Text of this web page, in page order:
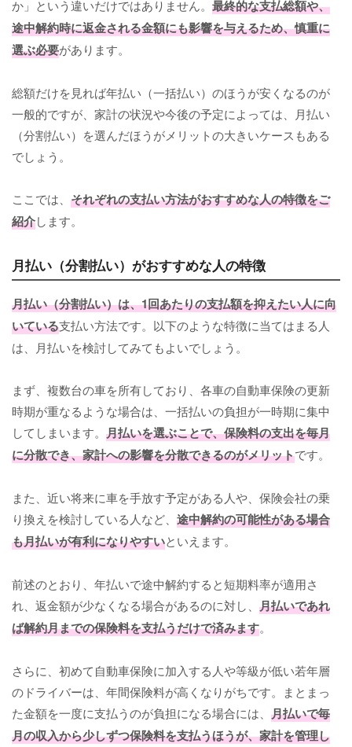
か」という違いだけではありません。 最終的な支払総額や、
途中解約時に返金される金額にも影響を与えるため、慎重に
選ぶ必要があります。
総額だけを見れば年払い（一括払い）のほうが安くなるのが
一般的ですが、家計の状況や今後の予定によっては、月払い
（分割払い）を選んだほうがメリットの大きいケースもある
でしょう。
ここでは、 それぞれの支払い方法がおすすめな人の特徴をご
紹介します。
月払い（分割払い）がおすすめな人の特徴
月払い（分割払い）は、1回あたりの支払額を抑えたい人に向
いている支払い方法です。以下のような特徴に当てはまる人
は、月払いを検討してみてもよいでしょう。
まず、複数台の車を所有しており、各車の自動車保険の更新
時期が重なるような場合は、一括払いの負担が一時期に集中
してしまいます。 月払いを選ぶことで、保険料の支出を毎月
に分散でき、家計への影響を分散できるのがメリットです。
また、近い将来に車を手放す予定がある人や、保険会社の乗
り換えを検討している人など、 途中解約の可能性がある場合
も月払いが有利になりやすいといえます。
前述のとおり、年払いで途中解約すると短期料率が適用さ
れ、返金額が少なくなる場合があるのに対し、 月払いであれ
ば解約月までの保険料を支払うだけで済みます。
さらに、初めて自動車保険に加入する人や等級が低い若年層
のドライバーは、年間保険料が高くなりがちです。まとまっ
た金額を一度に支払うのが負担になる場合には、 月払いで毎
月の収入から少しずつ保険料を支払うほうが、家計を管理し